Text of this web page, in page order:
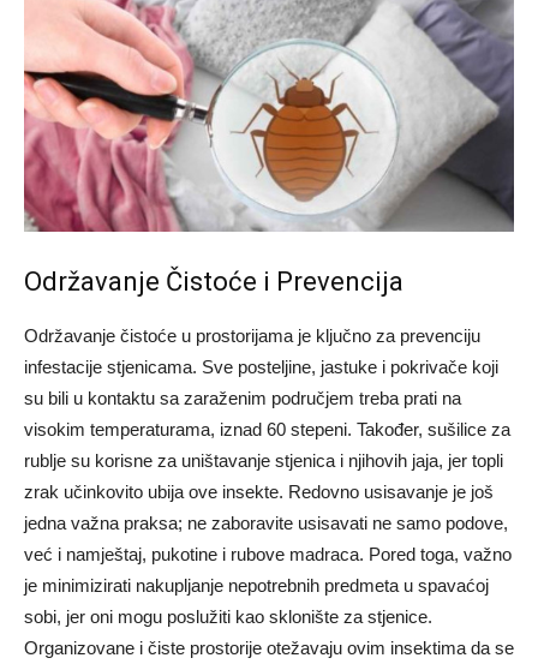
Održavanje Čistoće i Prevencija
Održavanje čistoće u prostorijama je ključno za prevenciju
infestacije stjenicama. Sve posteljine, jastuke i pokrivače koji
su bili u kontaktu sa zaraženim područjem treba prati na
visokim temperaturama, iznad 60 stepeni. Također, sušilice za
rublje su korisne za uništavanje stjenica i njihovih jaja, jer topli
zrak učinkovito ubija ove insekte. Redovno usisavanje je još
jedna važna praksa; ne zaboravite usisavati ne samo podove,
već i namještaj, pukotine i rubove madraca. Pored toga, važno
je minimizirati nakupljanje nepotrebnih predmeta u spavaćoj
sobi, jer oni mogu poslužiti kao sklonište za stjenice.
Organizovane i čiste prostorije otežavaju ovim insektima da se